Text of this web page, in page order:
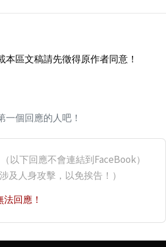
本區文稿請先徵得原作者同意！
一個回應的人吧！
（以下回應不會連結到FaceBook）
及人身攻擊，以免挨告！）
法回應！